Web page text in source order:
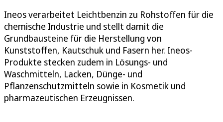
Ineos verarbeitet Leichtbenzin zu Rohstoffen für die
chemische Industrie und stellt damit die
Grundbausteine für die Herstellung von
Kunststoffen, Kautschuk und Fasern her. Ineos-
Produkte stecken zudem in Lösungs- und
Waschmitteln, Lacken, Dünge- und
Pflanzenschutzmitteln sowie in Kosmetik und
pharmazeutischen Erzeugnissen.